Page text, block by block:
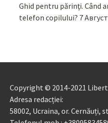
Ghid pentru părinţi. Când
telefon copilului? 7
Copyright © 2014-2021
Adresa redacției:
58002, Ucraina, or. Cernăuți,